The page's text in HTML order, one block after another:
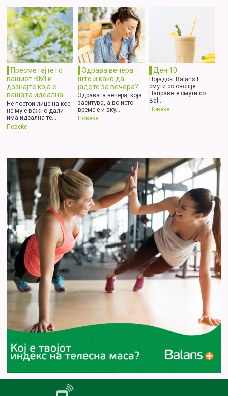
Пресметајте го
вашиот BMI и
дознајте која е
вашата идеална...
Не постои лице на кое
не му е важно дали
има идеална те...
Повеќе
Здрава вечера –
што и како да
јадете за вечера?
Здравата вечера, која
заситува, а во исто
време е и вку...
Повеќе
Ден 10
Појадок: Balans+
смути со овошје
Направете смути со
Bal...
Повеќе